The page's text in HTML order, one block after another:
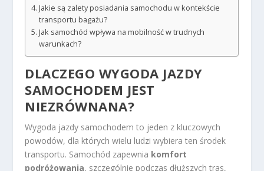
Jakie są zalety posiadania samochodu w kontekście
transportu bagażu?
Jak samochód wpływa na mobilność w trudnych
warunkach?
DLACZEGO WYGODA JAZDY
SAMOCHODEM JEST
NIEZRÓWNANA?
Wygoda jazdy samochodem to jeden z kluczowych
powodów, dla których wielu ludzi wybiera ten środek
transportu. Samochód zapewnia komfort
podróżowania, szczególnie podczas dłuższych tras,